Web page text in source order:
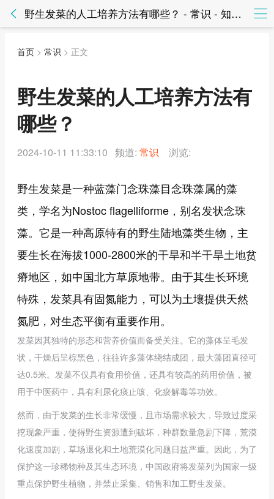
野生发菜的人工培养方法有哪些？ - 常识 - 知法网知法网
首页 > 常识 > 正文
野生发菜的人工培养方法有
哪些？
2024-10-11 11:33:10 频道: 常识 浏览:
野生发菜是一种蓝藻门念珠藻目念珠藻属的藻
类，学名为Nostoc flagelliforme，别名发状念珠
藻。它是一种高原特有的野生陆地藻类生物，主
要生长在海拔1000-2800米的干旱和半干旱土地贫
瘠地区，如中国北方草原地带。由于其生长环境
特殊，发菜具有固氮能力，可以为土壤提供天然
氮肥，对生态平衡有重要作用。
发菜因其独特的形态和营养价值而备受关注。它的藻体呈毛发
状，干燥后呈棕黑色，往往许多藻体绕结成团，最大藻团直径可
达0.5米。发菜不仅具有食用价值，还具有较高的药用价值，被
用于中医药中，具有利尿化痰止咳、化瘀解毒等功效。
然而，由于发菜的生长非常缓慢，且市场需求较大，导致过度采
挖现象严重，使得野生资源遭到破坏，种群数量急剧下降，荒漠
化速度加剧，草场退化和土地荒漠化问题日益严重。因此，为了
保护这一珍稀物种及其生态环境，中国政府将发菜列为国家一级
重点保护野生植物，并禁止采集、销售和加工野生发菜。